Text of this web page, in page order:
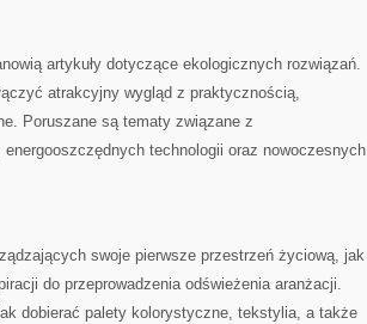
artykuły dotyczące ekologicznych rozwiązań.
atrakcyjny wygląd z praktycznością,
Poruszane są tematy związane z
technologii oraz nowoczesnych
swoje pierwsze przestrzeń życiową, jak
do przeprowadzenia odświeżenia aranżacji.
dobierać palety kolorystyczne, tekstylia, a także